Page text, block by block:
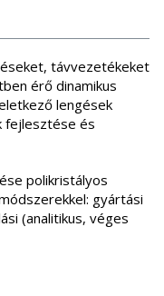
távvezetékeket
érő dinamikus
lengések
fejlesztése és
polikristályos
gyártási
(analitikus, véges